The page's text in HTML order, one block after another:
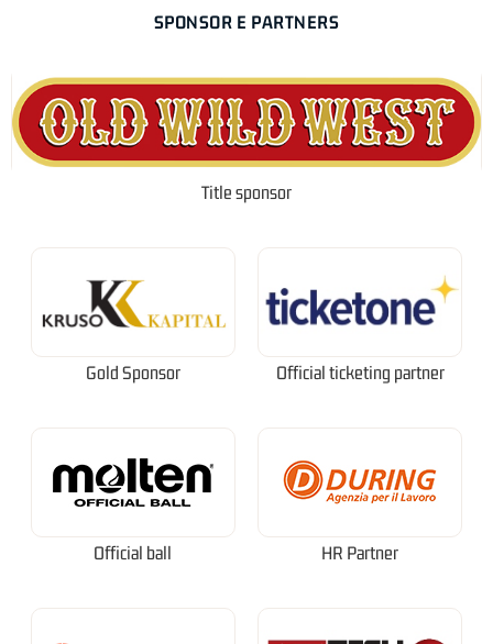
SPONSOR E PARTNERS
Title sponsor
Gold Sponsor Official ticketing partner
Official ball HR Partner